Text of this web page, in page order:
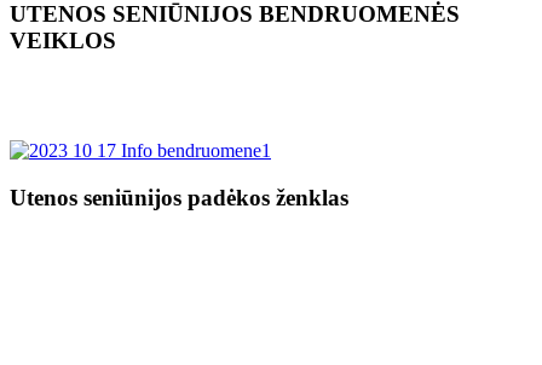
UTENOS SENIŪNIJOS BENDRUOMENĖS
VEIKLOS
Utenos seniūnijos padėkos ženklas